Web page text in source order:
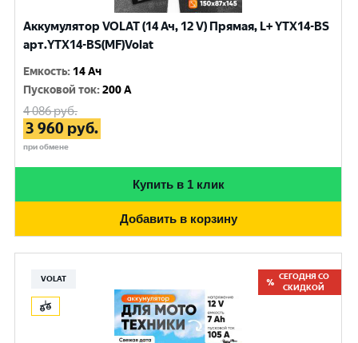
Аккумулятор VOLAT (14 Ач, 12 V) Прямая, L+ YTX14-BS
арт.YTX14-BS(MF)Volat
Емкость: 14 Ач
Пусковой ток:200 A
4 086руб.
3 960 руб.
при обмене
Купить в 1 клик
Добавить в корзину
VOLAT
СЕГОДНЯ СО
СКИДКОЙ